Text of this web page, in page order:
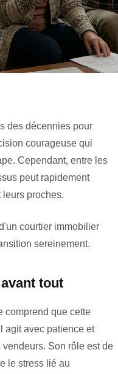
des décennies pour
courageuse qui
Cependant, entre les
peut rapidement
proches.
courtier immobilier
sereinement.
tout
comprend que cette
agit avec patience et
Son rôle est de
le stress lié au